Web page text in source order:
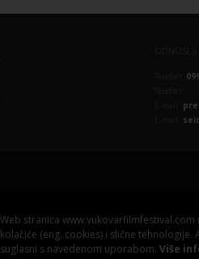
Film Festival Developed by
Web stranica
kolačiće (eng. cookies) i slične
suglasni s navedenom uporabom. Više